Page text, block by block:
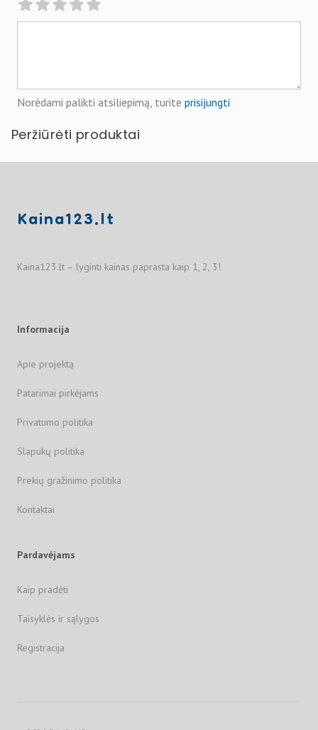
Norėdami palikti atsiliepimą, turite prisijungti
Peržiūrėti produktai
Kaina123.lt
Kaina123.lt – lyginti kainas paprasta kaip 1, 2, 3!
Informacija
Apie projektą
Patarimai pirkėjams
Privatumo politika
Slapukų politika
Prekių gražinimo politika
Kontaktai
Pardavėjams
Kaip pradėti
Taisyklės ir sąlygos
Registracija